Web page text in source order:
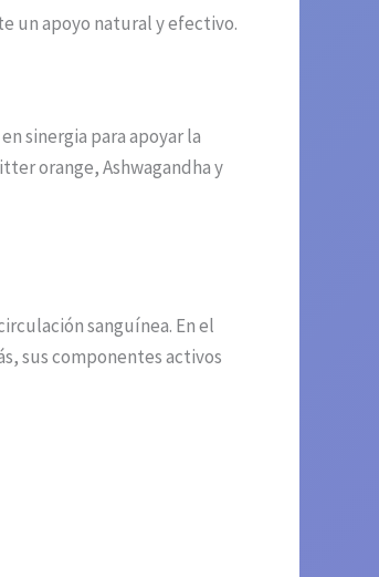
un apoyo natural y efectivo.
sinergia para apoyar la
orange, Ashwagandha y
sanguínea. En el
sus componentes activos